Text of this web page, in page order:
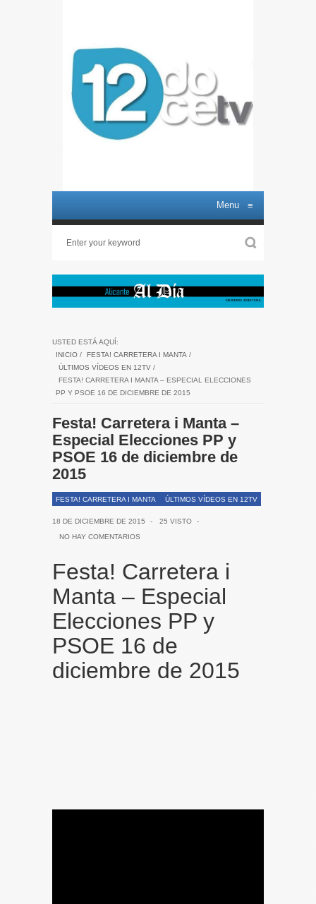
Menu ≡
USTED ESTÁ AQUÍ:
INICIO / FESTA! CARRETERA I MANTA /
ÚLTIMOS VÍDEOS EN 12TV /
FESTA! CARRETERA I MANTA – ESPECIAL ELECCIONES
PP Y PSOE 16 DE DICIEMBRE DE 2015
Festa! Carretera i Manta –
Especial Elecciones PP y
PSOE 16 de diciembre de
2015
FESTA! CARRETERA I MANTA ÚLTIMOS VÍDEOS EN 12TV
18 DE DICIEMBRE DE 2015 - 25 VISTO
-
NO HAY COMENTARIOS
Festa! Carretera i
Manta – Especial
Elecciones PP y
PSOE 16 de
diciembre de 2015